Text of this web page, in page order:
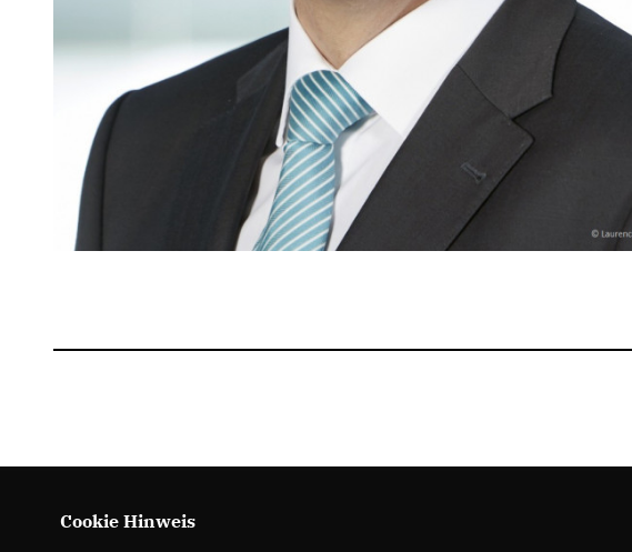
Cookie Hinweis